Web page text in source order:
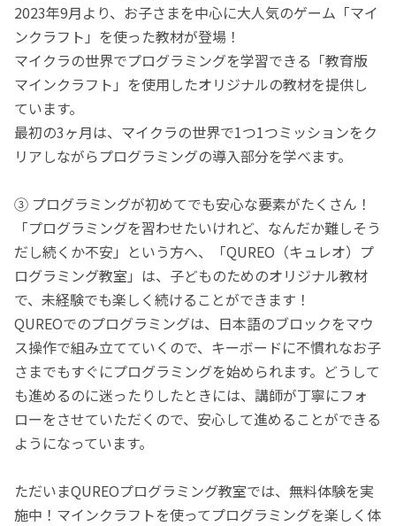
2023年9月より、お子さまを中心に大人気のゲーム「マイ
ンクラフト」を使った教材が登場！
マイクラの世界でプログラミングを学習できる「教育版
マインクラフト」を使用したオリジナルの教材を提供し
ています。
最初の3ヶ月は、マイクラの世界で1つ1つミッションをク
リアしながらプログラミングの導入部分を学べます。
③ プログラミングが初めてでも安心な要素がたくさん！
「プログラミングを習わせたいけれど、なんだか難しそう
だし続くか不安」という方へ、「QUREO（キュレオ）プ
ログラミング教室」は、子どものためのオリジナル教材
で、未経験でも楽しく続けることができます！
QUREOでのプログラミングは、日本語のブロックをマウ
ス操作で組み立てていくので、キーボードに不慣れなお子
さまでもすぐにプログラミングを始められます。どうして
も進めるのに迷ったりしたときには、講師が丁寧にフォ
ローをさせていただくので、安心して進めることができる
ようになっています。
ただいまQUREOプログラミング教室では、無料体験を実
施中！マインクラフトを使ってプログラミングを楽しく体